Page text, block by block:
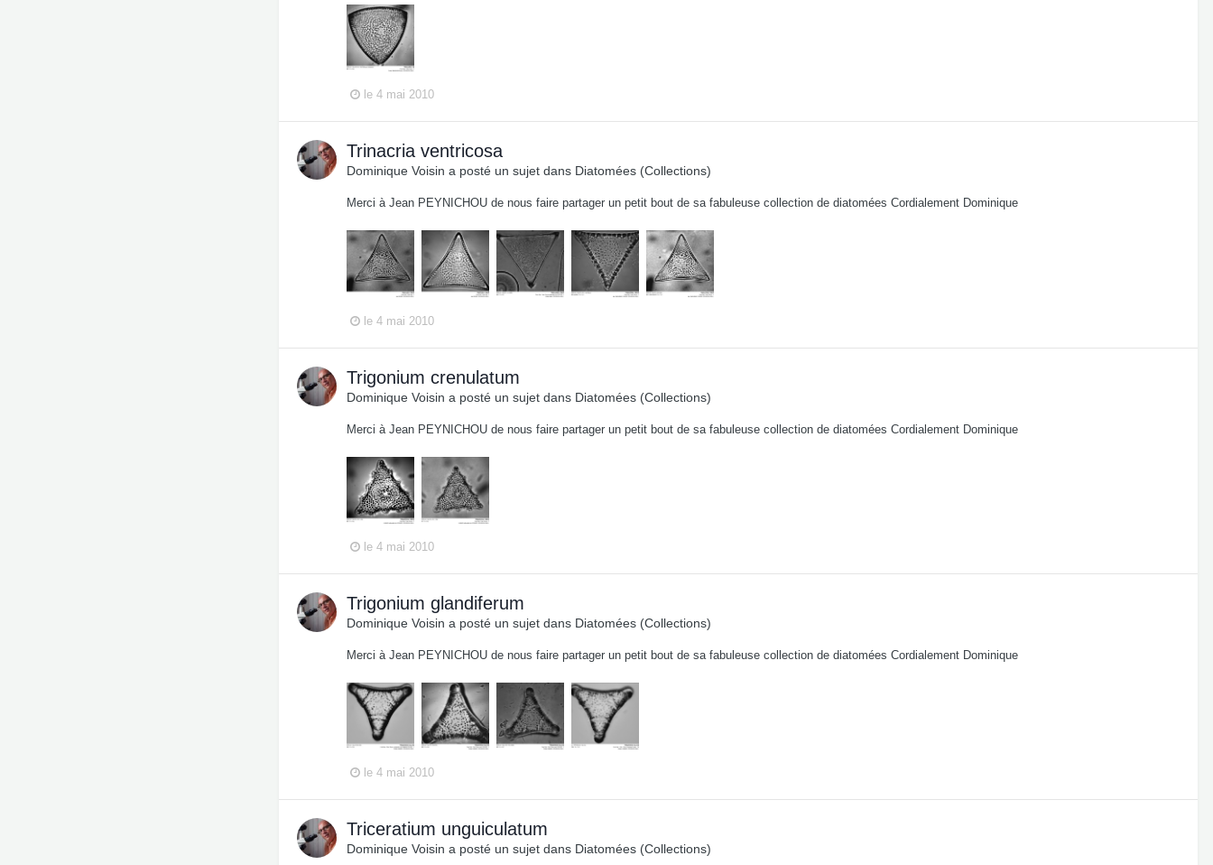
le 4 mai 2010
Trinacria ventricosa
Dominique Voisin a posté un sujet dans Diatomées (Collections)
Merci à Jean PEYNICHOU de nous faire partager un petit bout de sa fabuleuse collection de diatomées Cordialement Dominique
le 4 mai 2010
Trigonium crenulatum
Dominique Voisin a posté un sujet dans Diatomées (Collections)
Merci à Jean PEYNICHOU de nous faire partager un petit bout de sa fabuleuse collection de diatomées Cordialement Dominique
le 4 mai 2010
Trigonium glandiferum
Dominique Voisin a posté un sujet dans Diatomées (Collections)
Merci à Jean PEYNICHOU de nous faire partager un petit bout de sa fabuleuse collection de diatomées Cordialement Dominique
le 4 mai 2010
Triceratium unguiculatum
Dominique Voisin a posté un sujet dans Diatomées (Collections)